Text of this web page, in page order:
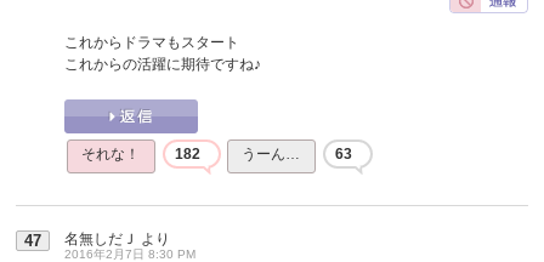
これからドラマもスタート
これからの活躍に期待ですね♪
それな！ 182 うーん… 63
47 名無しだＪ より
2016年2月7日 8:30 PM